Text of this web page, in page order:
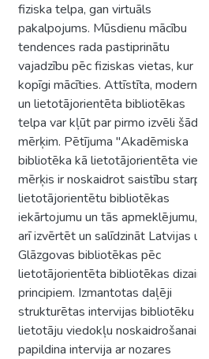
fiziska telpa, gan virtuāls
pakalpojums. Mūsdienu mācību
tendences rada pastiprinātu
vajadzību pēc fiziskas vietas, kur
kopīgi mācīties. Attīstīta, moderna
un lietotājorientēta bibliotēkas
telpa var kļūt par pirmo izvēli
mērķim. Pētījuma "Akadēmiska
bibliotēka kā lietotājorientēta
mērķis ir noskaidrot saistību starp
lietotājorientētu bibliotēkas
iekārtojumu un tās apmeklējumu,
arī izvērtēt un salīdzināt Latvijas un
Glāzgovas bibliotēkas pēc
lietotājorientēta bibliotēkas dizaina
principiem. Izmantotas daļēji
strukturētas intervijas bibliotēku
lietotāju viedokļu noskaidrošanai,
papildina intervija ar nozares